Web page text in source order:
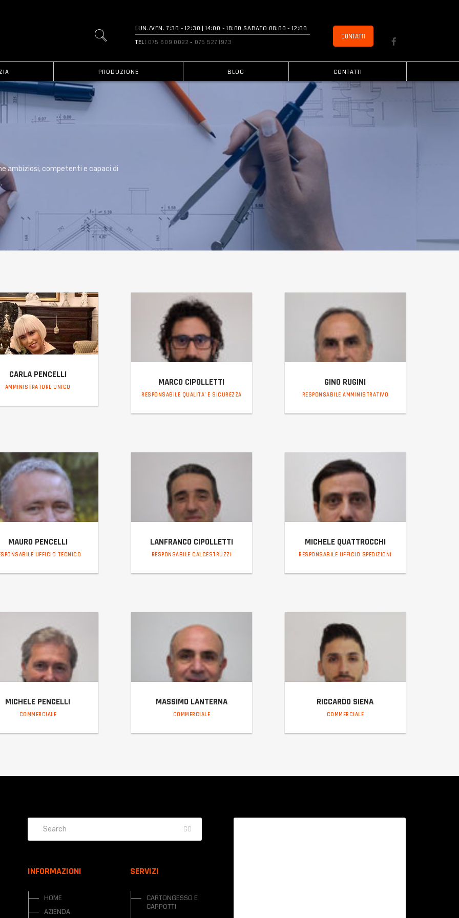
PRODUZIONE BLOG CONTATTI
CONTATTI
LUN./VEN. 7:30 - 12:30 | 14:00 - 18:00 SABATO 08:00 - 12:00
TEL: 075 609 0022 - 075 527 1973
ambiziosi, competenti e capaci di
CARLA PENCELLI
AMMINISTRATORE UNICO MARCO CIPOLLETTI
RESPONSABILE QUALITA' E SICUREZZA
GINO RUGINI
RESPONSABILE AMMINISTRATIVO
MAURO PENCELLI
UFFICIO TECNICO
LANFRANCO CIPOLLETTI
RESPONSABILE CALCESTRUZZI
MICHELE QUATTROCCHI
RESPONSABILE UFFICIO SPEDIZIONI
MICHELE PENCELLI
COMMERCIALE
MASSIMO LANTERNA
COMMERCIALE
RICCARDO SIENA
COMMERCIALE
INFORMAZIONI
HOME
AZIENDA
SERVIZI
CARTONGESSO E
CAPPOTTI